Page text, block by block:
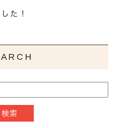
た！